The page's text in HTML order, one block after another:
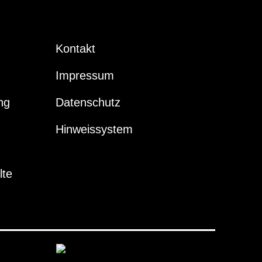
Kontakt
Impressum
Datenschutz
Hinweissystem